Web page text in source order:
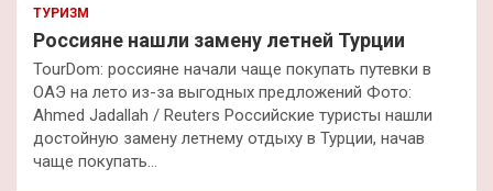
ТУРИЗМ
Россияне нашли замену летней Турции
TourDom: россияне начали чаще покупать путевки в
ОАЭ на лето из-за выгодных предложений Фото:
Ahmed Jadallah / Reuters Российские туристы нашли
достойную замену летнему отдыху в Турции, начав
чаще покупать…